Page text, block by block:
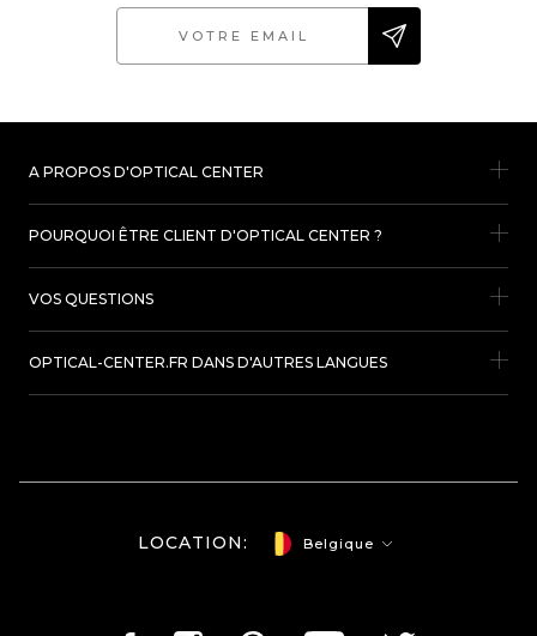
A PROPOS D'OPTICAL CENTER
POURQUOI ÊTRE CLIENT D'OPTICAL CENTER ?
VOS QUESTIONS
OPTICAL-CENTER.FR DANS D'AUTRES LANGUES
LOCATION: Belgique